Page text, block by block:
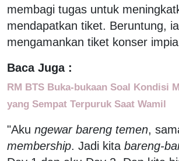
membagi tugas untuk
mendapatkan tiket. Beruntung,
mengamankan tiket konser
Baca Juga :
RM BTS Buka-bukaan Soal Kondisi
yang Sempat Terpuruk Saat Wamil
"Aku ngewar bareng temen,
membership. Jadi kita bareng-